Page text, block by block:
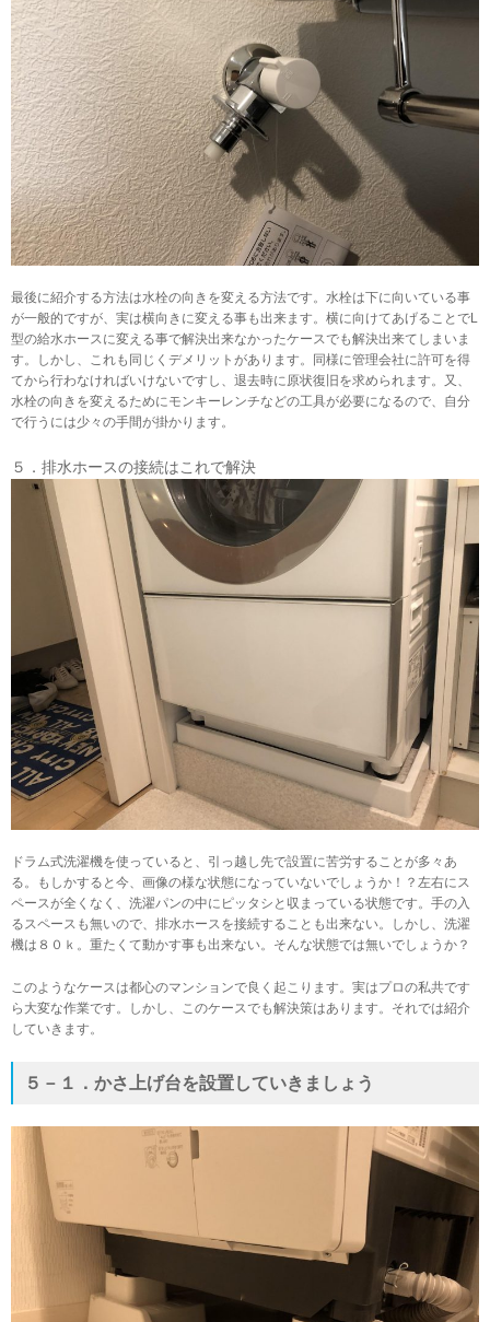
最後に紹介する方法は水栓の向きを変える方法です。水栓は下に向いている事
が一般的ですが、実は横向きに変える事も出来ます。横に向けてあげることでL
型の給水ホースに変える事で解決出来なかったケースでも解決出来てしまいま
す。しかし、これも同じくデメリットがあります。同様に管理会社に許可を得
てから行わなければいけないですし、退去時に原状復旧を求められます。又、
水栓の向きを変えるためにモンキーレンチなどの工具が必要になるので、自分
で行うには少々の手間が掛かります。
５．排水ホースの接続はこれで解決
ドラム式洗濯機を使っていると、引っ越し先で設置に苦労することが多々あ
る。もしかすると今、画像の様な状態になっていないでしょうか！？左右にス
ペースが全くなく、洗濯パンの中にピッタシと収まっている状態です。手の入
るスペースも無いので、排水ホースを接続することも出来ない。しかし、洗濯
機は８０ｋ。重たくて動かす事も出来ない。そんな状態では無いでしょうか？
このようなケースは都心のマンションで良く起こります。実はプロの私共です
ら大変な作業です。しかし、このケースでも解決策はあります。それでは紹介
していきます。
５－１．かさ上げ台を設置していきましょう